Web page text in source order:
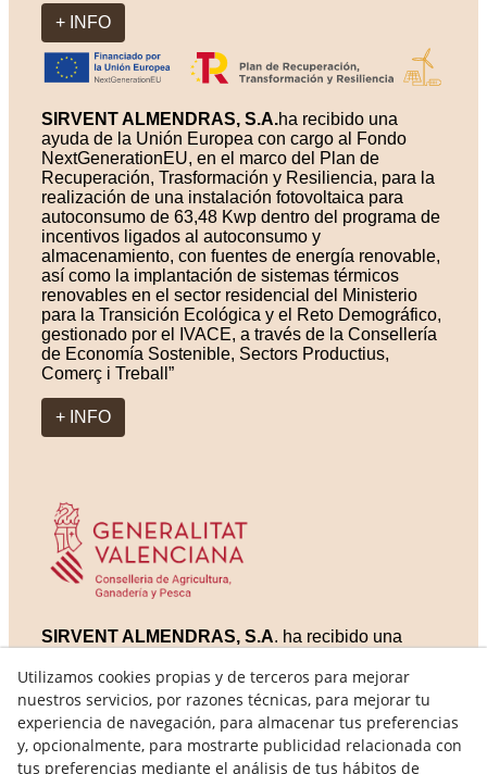
+ INFO
SIRVENT ALMENDRAS, S.A.ha recibido una
ayuda de la Unión Europea con cargo al Fondo
NextGenerationEU, en el marco del Plan de
Recuperación, Trasformación y Resiliencia, para la
realización de una instalación fotovoltaica para
autoconsumo de 63,48 Kwp dentro del programa de
incentivos ligados al autoconsumo y
almacenamiento, con fuentes de energía renovable,
así como la implantación de sistemas térmicos
renovables en el sector residencial del Ministerio
para la Transición Ecológica y el Reto Demográfico,
gestionado por el IVACE, a través de la Consellería
de Economía Sostenible, Sectors Productius,
Comerç i Treball”
+ INFO
SIRVENT ALMENDRAS, S.A. ha recibido una
ecológica Expte AGCEO/2023/650 de la Conselleria
d´Agricultura, Ramaderia i Pesca, Subdirecció
General de producció ecològica i qualitat
agroalimentaria de la Generalitat Valenciana
Utilizamos cookies propias y de terceros para mejorar
nuestros servicios, por razones técnicas, para mejorar tu
experiencia de navegación, para almacenar tus preferencias
y, opcionalmente, para mostrarte publicidad relacionada con
tus preferencias mediante el análisis de tus hábitos de